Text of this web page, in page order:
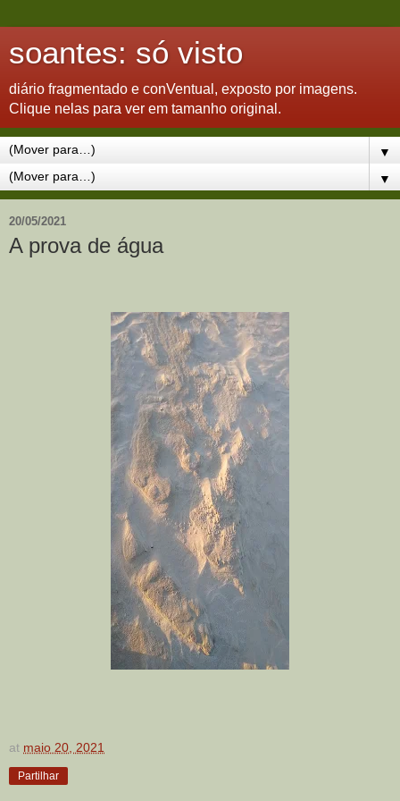
soantes: só visto
diário fragmentado e conVentual, exposto por imagens.
Clique nelas para ver em tamanho original.
▼
▼
20/05/2021
A prova de água
at maio 20, 2021
Partilhar